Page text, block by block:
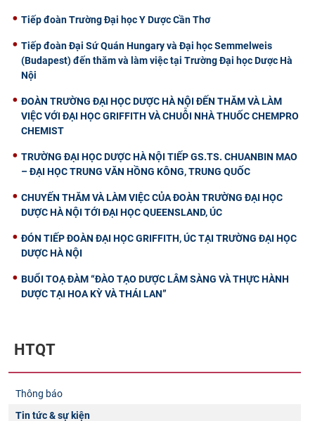
Tiếp đoàn Trường Đại học Y Dược Cần Thơ
Tiếp đoàn Đại Sứ Quán Hungary và Đại học Semmelweis
(Budapest) đến thăm và làm việc tại Trường Đại học Dược Hà
Nội
ĐOÀN TRƯỜNG ĐẠI HỌC DƯỢC HÀ NỘI ĐẾN THĂM VÀ LÀM
VIỆC VỚI ĐẠI HỌC GRIFFITH VÀ CHUỖI NHÀ THUỐC CHEMPRO
CHEMIST
TRƯỜNG ĐẠI HỌC DƯỢC HÀ NỘI TIẾP GS.TS. CHUANBIN MAO
– ĐẠI HỌC TRUNG VĂN HỒNG KÔNG, TRUNG QUỐC
CHUYẾN THĂM VÀ LÀM VIỆC CỦA ĐOÀN TRƯỜNG ĐẠI HỌC
DƯỢC HÀ NỘI TỚI ĐẠI HỌC QUEENSLAND, ÚC
ĐÓN TIẾP ĐOÀN ĐẠI HỌC GRIFFITH, ÚC TẠI TRƯỜNG ĐẠI HỌC
DƯỢC HÀ NỘI
BUỔI TOẠ ĐÀM “ĐÀO TẠO DƯỢC LÂM SÀNG VÀ THỰC HÀNH
DƯỢC TẠI HOA KỲ VÀ THÁI LAN”
HTQT
Thông báo
Tin tức & sự kiện